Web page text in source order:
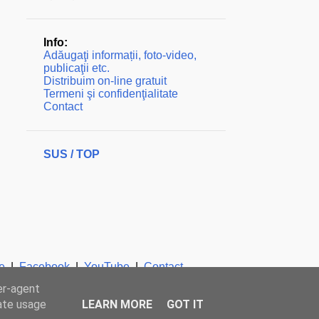
Info:
Adăugaţi informații, foto-video,
publicaţii etc.
Distribuim on-line gratuit
Termeni şi confidenţialitate
Contact
SUS / TOP
|Facebook|YouTube|Contact
agent
usage
LEARN MORE GOT IT